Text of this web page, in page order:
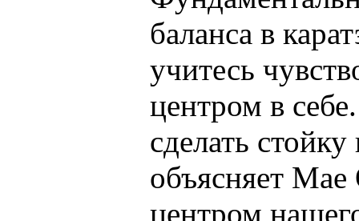
баланса в
учитесь
центром в
сделать
объясняет Мае
центром